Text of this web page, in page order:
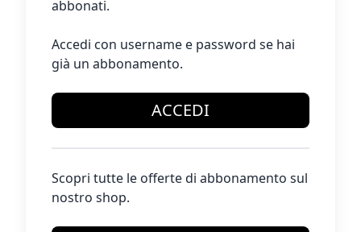
abbonati.
Accedi con username e password se hai
già un abbonamento.
ACCEDI
Scopri tutte le offerte di abbonamento sul
nostro shop.